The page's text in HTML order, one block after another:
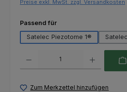
Preise exkl. MwSt. zzgl. Versandkosten
Passend fürauswählen
Satelec Piezotome 1®
Zum Merkzettel hinzufügen